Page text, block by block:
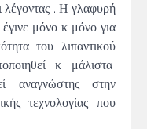
λέγοντας . Η γλαφυρή
μόνο κ μόνο για
του λιπαντικού
κ μάλιστα
αναγνώστης στην
τεχνολογίας που